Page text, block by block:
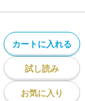
カートに入れる
試し読み
お気に入り